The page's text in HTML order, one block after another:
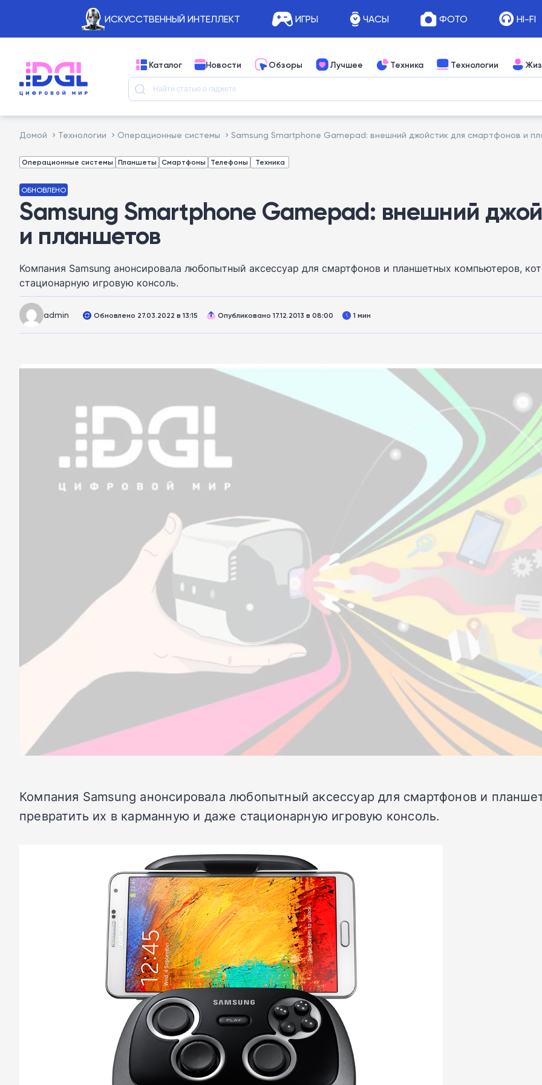
ИСКУССТВЕННЫЙ ИНТЕЛЛЕКТ ИГРЫ ЧАСЫ ФОТО HI-FI
Каталог Новости Обзоры Лучшее Техника Технологии
Домой Технологии Операционные системы Samsung Smartphone Gamepad: внешний джойстик для смартфонов и
Операционные системы Планшеты Смартфоны Телефоны Техника
ОБНОВЛЕНО
Samsung Smartphone Gamepad: внешний
и планшетов
Компания Samsung анонсировала любопытный аксессуар для смартфонов и планшетных компьютеров,
стационарную игровую консоль.
admin Обновлено 27.03.2022 в 13:15 Опубликовано 17.12.2013 в 08:00 1 мин
Компания Samsung анонсировала любопытный аксессуар для смартфонов и
превратить их в карманную и даже стационарную игровую консоль.